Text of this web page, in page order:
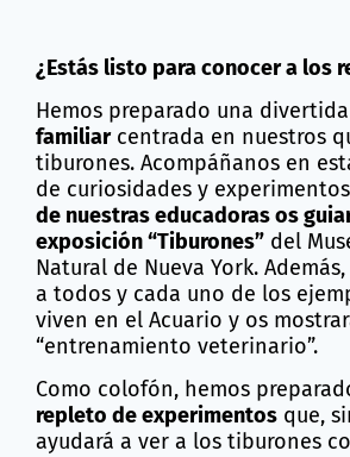
¿Estás listo para conocer a los
Hemos preparado una divertida
familiarcentrada en nuestros
tiburones. Acompáñanos en
de curiosidades y
de nuestras educadoras os
exposición “Tiburones” del
Natural de Nueva York.
a todos y cada uno de los
viven en el Acuario y os
“entrenamiento veterinario”.
Como colofón, hemos
repleto de experimentos que,
ayudará a ver a los tiburones